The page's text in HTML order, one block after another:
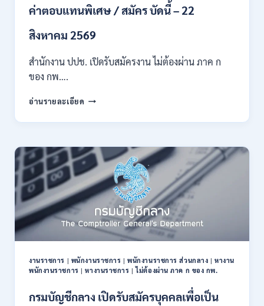
หลาย
สาขา
ขึ้น
ไป
เงิน
24840
สมัคร
กรกฎาคม
–
10
สิงหาคม
2569
ค่าตอบแทนพิเศษ / สมัคร บัดนี้ – 22
สิงหาคม 2569
สำนักงาน ปปช. เปิดรับสมัครงาน ไม่ต้องผ่าน ภาค ก
ของ กพ….
อ่านรายละเอียด สำนักงาน
เปิด
สมัคร
งาน
ไม่
ต้อง
ผ่าน
ภาค
ของ
กพ.
เงิน
เดือน
ค่า
งานราชการ | พนักงานราชการ |พนักงานราชการ ส่วนกลาง |หางาน
พนักงานราชการ |หางานราชการ |ไม่ต้องผ่าน ภาค ก ของ กพ.
กรมบัญชีกลาง เปิดรับสมัครบุคคลเพื่อเป็น